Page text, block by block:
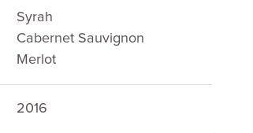
Syrah
Cabernet Sauvignon
Merlot
2016